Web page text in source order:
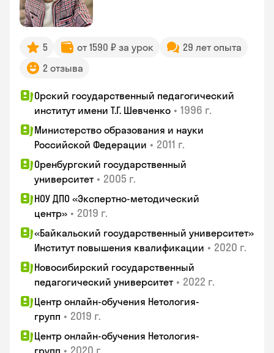
5 от 1590 ₽ за урок
29 лет опыта
2 отзыва
Орский государственный педагогический
институт имени Т.Г. Шевченко • 1996 г.
Министерство образования и науки
Российской Федерации • 2011 г.
Оренбургский государственный
университет • 2005 г.
НОУ ДПО «Экспертно-методический
центр» • 2019 г.
«Байкальский государственный университет»
Институт повышения квалификации • 2020 г.
Новосибирский государственный
педагогический университет • 2022 г.
Центр онлайн-обучения Нетология-
групп • 2019 г.
Центр онлайн-обучения Нетология-
групп